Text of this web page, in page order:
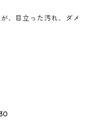
、目立った汚れ、ダメ